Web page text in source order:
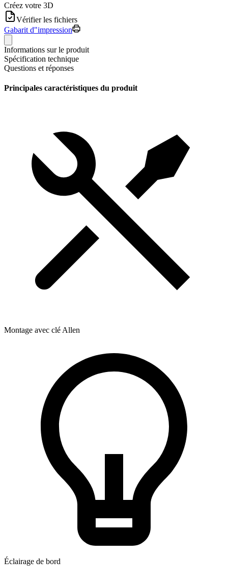
Créez votre 3D
Vérifier les fichiers
Gabarit d"impression
Informations sur le produit
Spécification technique
Questions et réponses
Principales caractéristiques du produit
Montage avec clé Allen
Éclairage de bord